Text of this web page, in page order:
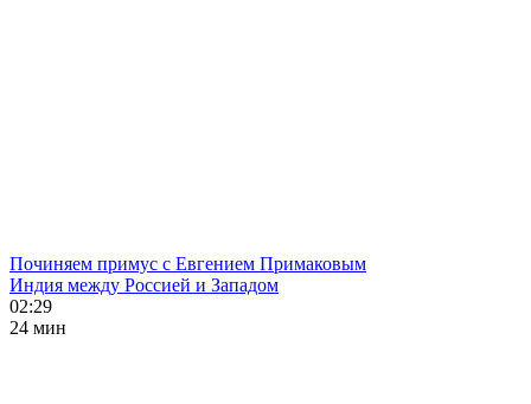
Починяем примус с Евгением Примаковым
Индия между Россией и Западом
02:29
24 мин